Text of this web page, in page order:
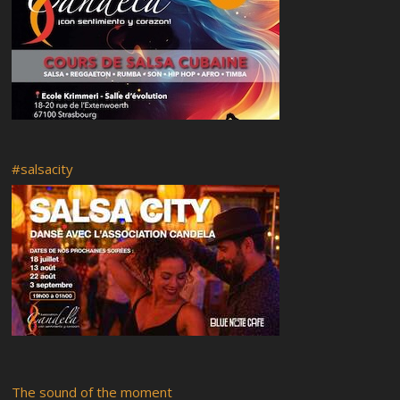
Welcome Back to salsa classes 2018!
#salsacity
The sound of the moment